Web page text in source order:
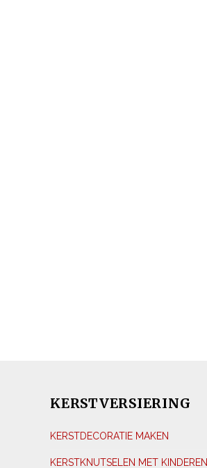
KERSTVERSIERING
KERSTDECORATIE MAKEN
KERSTKNUTSELEN MET KINDEREN